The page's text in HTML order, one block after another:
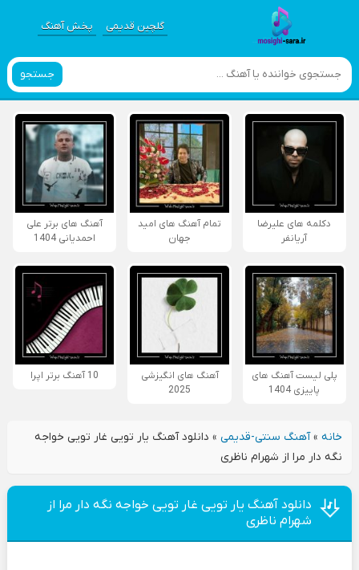
گلچین قدیمی پخش آهنگ
جستجو
دکلمه های علیرضا
آریانفر
تمام آهنگ های امید
جهان
آهنگ های برتر علی
احمدیانی 1404
پلی لیست آهنگ های
پاییزی 1404
آهنگ های انگیزشی
2025
10 آهنگ برتر اپرا
خانه»آهنگ سنتی-قدیمی» دانلود آهنگ یار تویی غار تویی خواجه
نگه دار مرا از شهرام ناظری
دانلود آهنگ یار تویی غار تویی خواجه نگه دار مرا از
شهرام ناظری